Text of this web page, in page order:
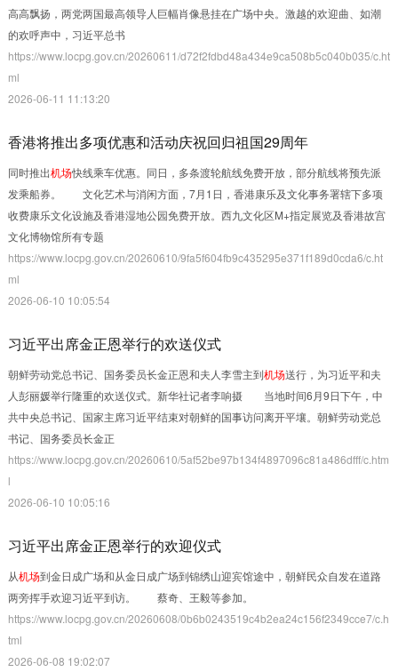
高高飘扬，两党两国最高领导人巨幅肖像悬挂在广场中央。激越的欢迎曲、如潮
的欢呼声中，习近平总书
https://www.locpg.gov.cn/20260611/d72f2fdbd48a434e9ca508b5c040b035/c.ht
ml
2026-06-11 11:13:20
香港将推出多项优惠和活动庆祝回归祖国29周年
同时推出机场快线乘车优惠。同日，多条渡轮航线免费开放，部分航线将预先派
发乘船券。 文化艺术与消闲方面，7月1日，香港康乐及文化事务署辖下多项
收费康乐文化设施及香港湿地公园免费开放。西九文化区M+指定展览及香港故宫
文化博物馆所有专题
https://www.locpg.gov.cn/20260610/9fa5f604fb9c435295e371f189d0cda6/c.ht
ml
2026-06-10 10:05:54
习近平出席金正恩举行的欢送仪式
朝鲜劳动党总书记、国务委员长金正恩和夫人李雪主到机场送行，为习近平和夫
人彭丽媛举行隆重的欢送仪式。新华社记者李响摄 当地时间6月9日下午，中
共中央总书记、国家主席习近平结束对朝鲜的国事访问离开平壤。朝鲜劳动党总
书记、国务委员长金正
https://www.locpg.gov.cn/20260610/5af52be97b134f4897096c81a486dfff/c.htm
l
2026-06-10 10:05:16
习近平出席金正恩举行的欢迎仪式
从机场到金日成广场和从金日成广场到锦绣山迎宾馆途中，朝鲜民众自发在道路
两旁挥手欢迎习近平到访。 蔡奇、王毅等参加。
https://www.locpg.gov.cn/20260608/0b6b0243519c4b2ea24c156f2349cce7/c.h
tml
2026-06-08 19:02:07